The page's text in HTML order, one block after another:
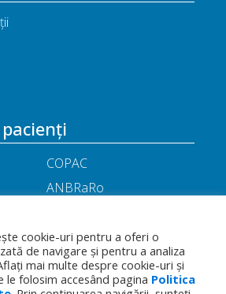
COPAC
ANBRaRo
ARIL
Little People
cookie-uri pentru a oferi o
de navigare și pentru a analiza
mai multe despre cookie-uri și
le folosim accesând pagina Politica